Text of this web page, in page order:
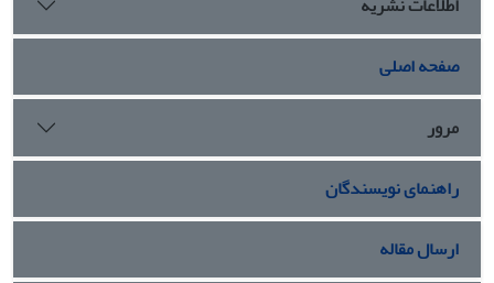
صفحه اصلی
مرور
راهنمای نویسندگان
ارسال مقاله